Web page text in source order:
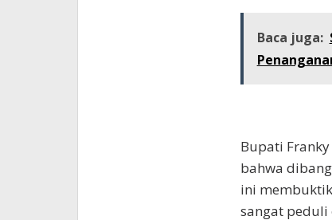
Baca juga:
Bupati
bahwa
ini
sangat peduli